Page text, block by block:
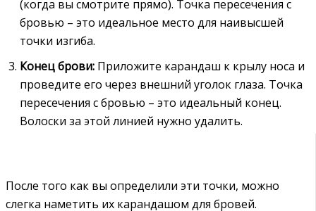
(когда вы смотрите прямо). Точка пересечения с
бровью – это идеальное место для наивысшей
точки изгиба.
Конец брови: Приложите карандаш к крылу носа и
проведите его через внешний уголок глаза. Точка
пересечения с бровью – это идеальный конец.
Волоски за этой линией нужно удалить.
После того как вы определили эти точки, можно
слегка наметить их карандашом для бровей.